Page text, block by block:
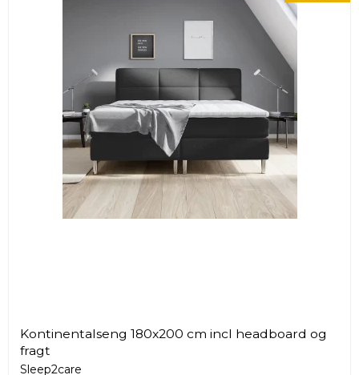
Kontinentalseng 180x200 cm incl headboard og
fragt
Sleep2care